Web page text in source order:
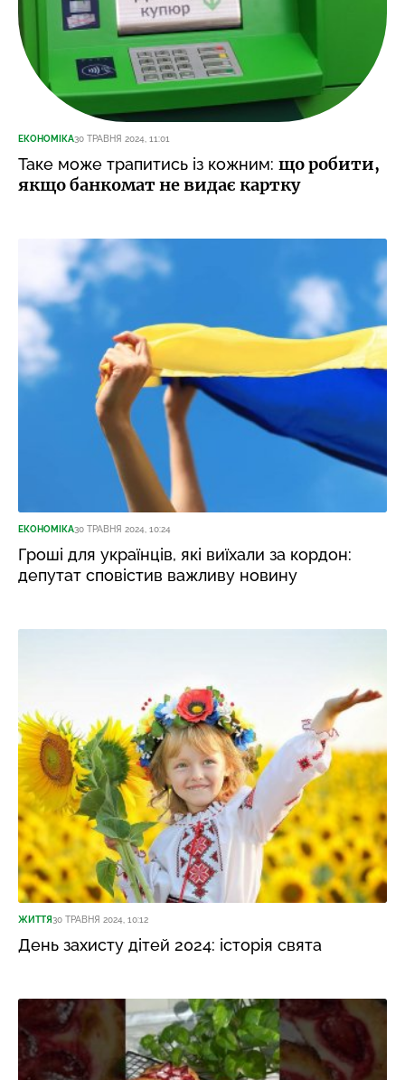
ЕКОНОМІКА30 ТРАВНЯ 2024, 11:01
Таке може трапитись із кожним: що робити,
якщо банкомат не видає картку
ЕКОНОМІКА30 ТРАВНЯ 2024, 10:24
Гроші для українців, які виїхали за кордон:
депутат сповістив важливу новину
ЖИТТЯ30 ТРАВНЯ 2024, 10:12
День захисту дітей 2024: історія свята